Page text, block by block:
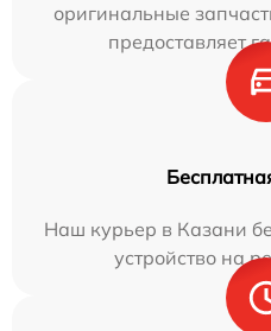
оригинальные
предоставляет
Наш курьер в Казани
устройство на